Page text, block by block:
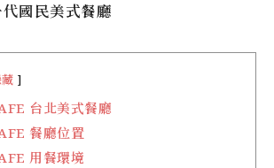
國民美式餐廳
台北美式餐廳
餐廳位置
用餐環境